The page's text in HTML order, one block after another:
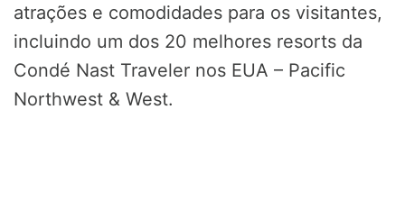
atrações e comodidades para os visitantes,
incluindo um dos 20 melhores resorts da
Condé Nast Traveler nos EUA – Pacific
Northwest & West.